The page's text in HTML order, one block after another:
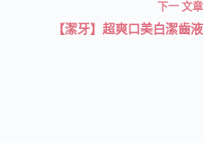
下一文章
【潔牙】超爽口美白潔齒液